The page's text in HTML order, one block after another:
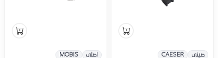
صينى CAESER اصلى MOBIS